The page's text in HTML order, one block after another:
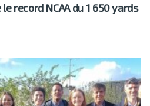
record NCAA du 1 650 yards